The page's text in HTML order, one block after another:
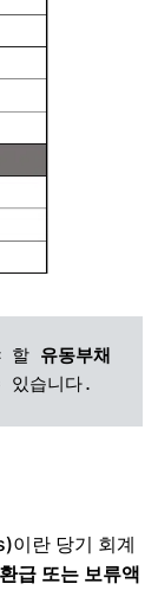
할
습니다.
이란 당기 회계
급 또는 보류액